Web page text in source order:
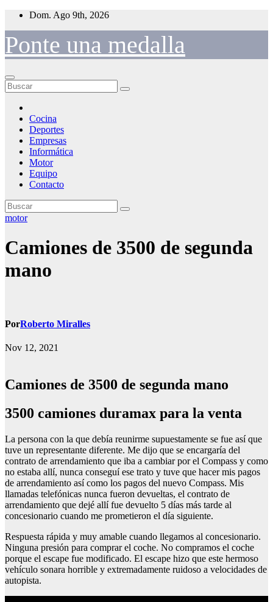
Saltar
contenido
Dom. Ago 9th, 2026
Ponte una medalla
Cocina
Deportes
Empresas
Informática
Motor
Equipo
Contacto
motor
Camiones de 3500 de segunda
mano
PorRoberto Miralles
Nov 12, 2021
Camiones de 3500 de segunda mano
3500 camiones duramax para la venta
La persona con la que debía reunirme supuestamente se fue así que
tuve un representante diferente. Me dijo que se encargaría del
contrato de arrendamiento que iba a cambiar por el Compass y como
no estaba allí, nunca conseguí ese trato y tuve que hacer mis pagos
de arrendamiento así como los pagos del nuevo Compass. Mis
llamadas telefónicas nunca fueron devueltas, el contrato de
arrendamiento que dejé allí fue devuelto 5 días más tarde al
concesionario cuando me prometieron el día siguiente.
Respuesta rápida y muy amable cuando llegamos al concesionario.
Ninguna presión para comprar el coche. No compramos el coche
porque el escape fue modificado. El escape hizo que este hermoso
vehículo sonara horrible y extremadamente ruidoso a velocidades de
autopista.